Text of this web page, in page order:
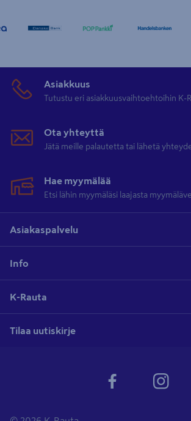
Asiakkuus
Tutustu eri asiakkuusvaihtoehtoihin K-
Ota yhteyttä
Jätä meille palautetta tai lähetä
Hae myymälää
Etsi lähin myymäläsi laajasta
Asiakaspalvelu
Info
K-Rauta
Tilaa uutiskirje